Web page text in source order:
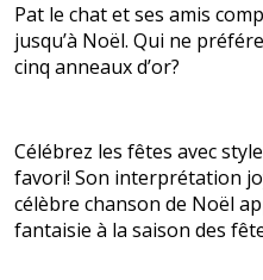
Pat le chat et ses amis
jusqu’à Noël. Qui ne
cinq anneaux d’or?
Célébrez les fêtes avec
favori! Son interprétation
célèbre chanson de Noël
fantaisie à la saison des